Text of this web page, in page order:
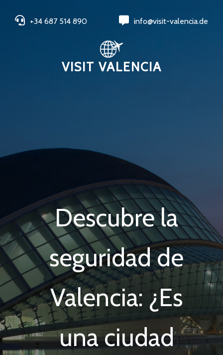
+34 687 514 890 info@visit-valencia.de
VISIT VALENCIA
Descubre la
seguridad de
Valencia: ¿Es
una ciudad